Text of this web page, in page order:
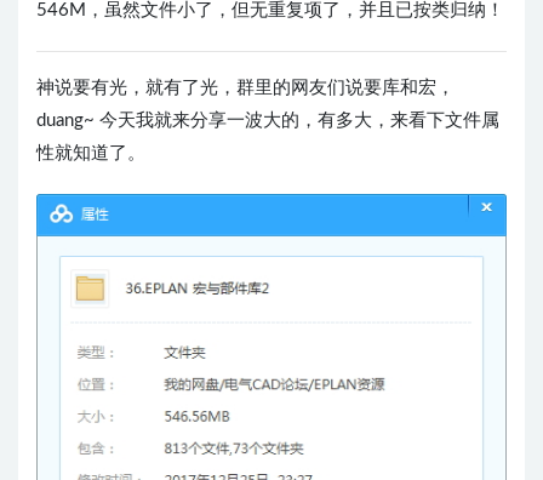
546M，虽然文件小了，但无重复项了，并且已按类归纳！
神说要有光，就有了光，群里的网友们说要库和宏，
duang~ 今天我就来分享一波大的，有多大，来看下文件属
性就知道了。